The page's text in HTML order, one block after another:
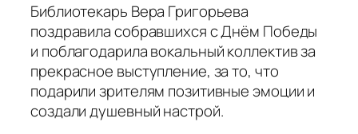
Библиотекарь Вера Григорьева
поздравила собравшихся с Днём Победы
и поблагодарила вокальный коллектив за
прекрасное выступление, за то, что
подарили зрителям позитивные эмоции и
создали душевный настрой.